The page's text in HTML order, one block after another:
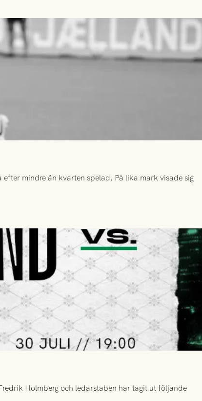
mindre än kvarten spelad. På lika mark visade sig
Holmberg och ledarstaben har tagit ut följande